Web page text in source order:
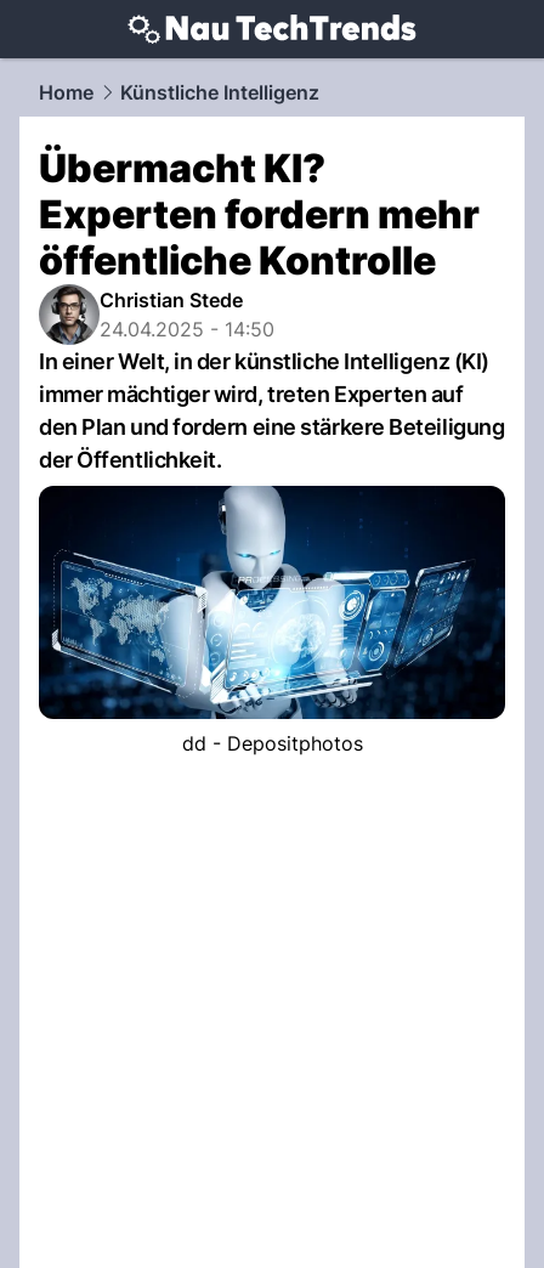
techtrends.NAU.ch
Home Künstliche Intelligenz
Übermacht KI?
Experten fordern mehr
öffentliche Kontrolle
Christian Stede
24.04.2025 - 14:50
In einer Welt, in der künstliche Intelligenz (KI)
immer mächtiger wird, treten Experten auf
den Plan und fordern eine stärkere Beteiligung
der Öffentlichkeit.
dd - Depositphotos